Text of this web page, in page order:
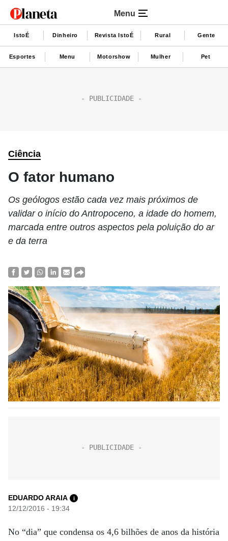
Menu
IstoÉ Dinheiro Revista IstoÉ Rural Gente
Esportes Menu Motorshow Mulher Pet
Ciência
O fator humano
Os geólogos estão cada vez mais próximos de
validar o início do Antropoceno, a idade do homem,
marcada entre outros aspectos pela poluição do ar
e da terra
EDUARDO ARAIA i
12/12/2016 - 19:34
No “dia” que condensa os 4,6 bilhões de anos da história